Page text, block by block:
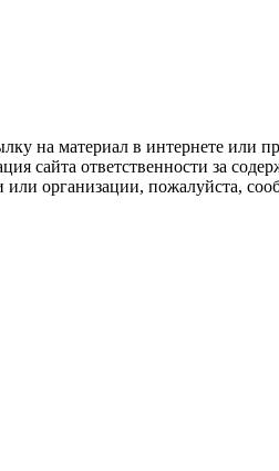
на материал в интернете или
сайта ответственности за
организации, пожалуйста,